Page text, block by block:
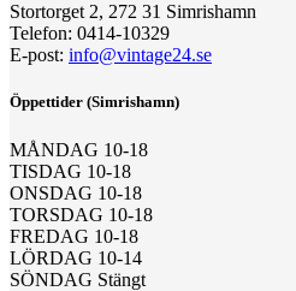
Stortorget 2, 272 31 Simrishamn
Telefon: 0414-10329
E-post: info@vintage24.se
Öppettider (Simrishamn)
MÅNDAG 10-18
TISDAG 10-18
ONSDAG 10-18
TORSDAG 10-18
FREDAG 10-18
LÖRDAG 10-14
SÖNDAG Stängt